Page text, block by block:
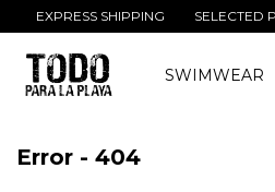
EXPRESS SHIPPING SELECTED
SWIMWEAR
Error - 404